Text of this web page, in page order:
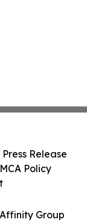
Group
Release
Policy